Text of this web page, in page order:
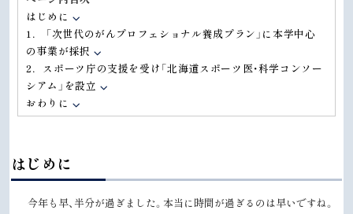
はじめに
1． 「次世代のがんプロフェショナル養成プラン」に本学中心
の事業が採択
2．スポーツ庁の支援を受け「北海道スポーツ医・科学コンソー
シアム」を設立
おわりに
はじめに
今年も早、半分が過ぎました。本当に時間が過ぎるのは早いですね。